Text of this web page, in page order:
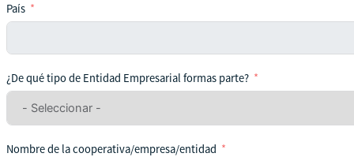
País
¿De qué tipo de Entidad Empresarial formas parte?
Nombre de la cooperativa/empresa/entidad